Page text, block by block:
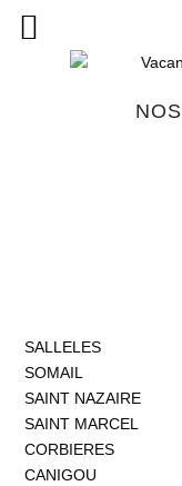
SALLELES
SOMAIL
SAINT NAZAIRE
SAINT MARCEL
CORBIERES
CANIGOU